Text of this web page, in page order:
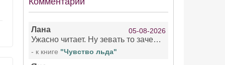
Лана 05-08-2026
Ужасно читает. Ну зевать то зачем. Уже не говорю, что ударения ставит, как хочет.
- к книге "Чувство льда"